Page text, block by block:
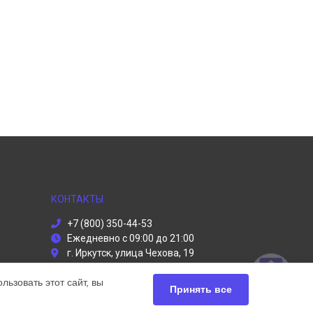
КОНТАКТЫ
+7 (800) 350-44-53
Ежедневно с 09:00 до 21:00
г. Иркутск, улица Чехова, 19
Политика конфиденциальности
этот сайт, вы
Принять все